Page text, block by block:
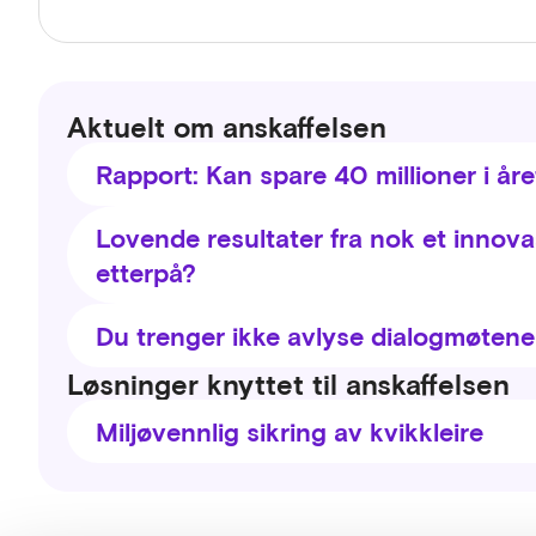
Prosessmodell for prosedyren Innovasjonspartnerskap
Løsningen er klart til å tas i bruk
5.juni ble løsningen presentert. De 70 som deltok
klippene nedenfor kan du se en redigert versjon
Introduksjon til dagen
Aktuelt om anskaffelsen
Rapport: Kan spare 40 millioner i
Lovende resultater fra nok et
etterpå?
Du trenger ikke avlyse dialogmøtene
Løsninger knyttet til anskaffelsen
Miljøvennlig sikring av kvikkleire